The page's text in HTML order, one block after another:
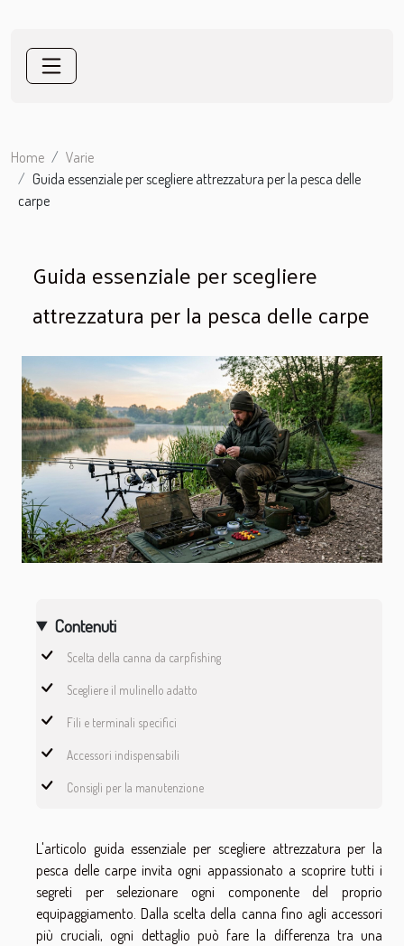
Home
Varie
Guida essenziale per scegliere attrezzatura per la pesca delle
carpe
Guida essenziale per scegliere
attrezzatura per la pesca delle carpe
Contenuti
Scelta della canna da carpfishing
Scegliere il mulinello adatto
Fili e terminali specifici
Accessori indispensabili
Consigli per la manutenzione
L'articolo guida essenziale per scegliere attrezzatura per la
pesca delle carpe invita ogni appassionato a scoprire tutti i
segreti per selezionare ogni componente del proprio
equipaggiamento. Dalla scelta della canna fino agli accessori
più cruciali, ogni dettaglio può fare la differenza tra una